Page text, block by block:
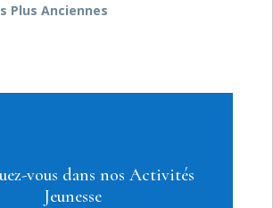
Plus Anciennes
vous dans nos Activités
Jeunesse